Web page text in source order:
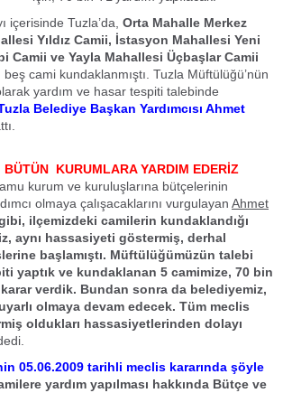
içerisinde Tuzla’da, Orta Mahalle Merkez
Yıldız Camii, İstasyon Mahallesi Yeni
Camii ve Yayla Mahallesi Üçbaşlar Camii
cami kundaklanmıştı. Tuzla Müftülüğü’nün
yardım ve hasar tespiti talebinde
Belediye Başkan Yardımcısı Ahmet
KURUMLARA YARDIM EDERİZ
kurum ve kuruluşlarına bütçelerinin
olmaya çalışacaklarını vurgulayan Ahmet
ilçemizdeki camilerin kundaklandığı
aynı hassasiyeti göstermiş, derhal
başlamıştı. Müftülüğümüzün talebi
yaptık ve kundaklanan 5 camimize, 70 bin
karar verdik. Bundan sonra da belediyemiz,
olmaya devam edecek. Tüm meclis
oldukları hassasiyetlerinden dolayı
05.06.2009 tarihli meclis kararında şöyle
yardım yapılması hakkında Bütçe ve